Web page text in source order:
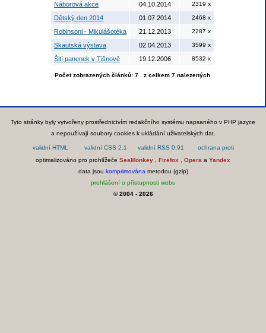
Náborová akce 04.10.2014 2319 x
Dětský den 2014 01.07.2014 2468 x
Robinsoni - Mikulášotéka 21.12.2013 2287 x
Skautská výstava 02.04.2013 3599 x
Šití panenek v Tišnově 19.12.2006 8532 x
Počet zobrazených článků: 7 z celkem 7 nalezených
Tyto stránky byly vytvořeny prostřednictvím redakčního systému napsaného v PHP jazyce
a nepoužívají soubory cookies k ukládání uživatelských dat.
optimalizováno pro prohlížeče SeaMonkey Firefox Opera a Yandex
data jsou komprimována metodou (gzip)
prohlášení o přístupnosti webu
© 2004 - 2026